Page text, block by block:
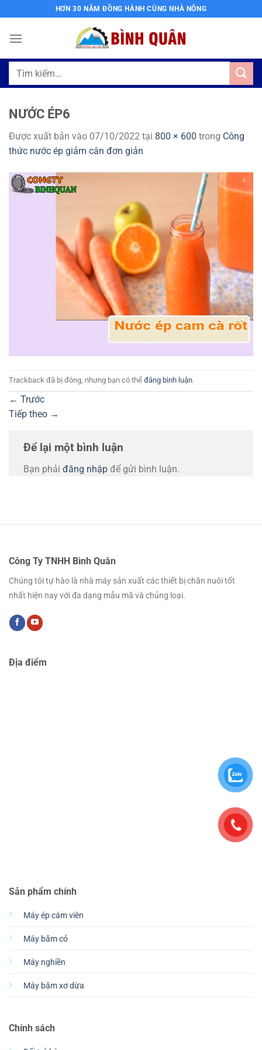
qua
nội
HƠN 30 NĂM ĐỒNG HÀNH CÙNG NHÀ NÔNG
Tìm
NƯỚC ÉP6
Được xuất bản vào 07/10/2022 tại 800 × 600 trong Công
thức nước ép giảm cân đơn giản
Trackback đã bị đóng, nhưng bạn có thể đăng bình luận.
← Trước
Tiếp theo →
Để lại một bình luận
Bạn phải đăng nhập để gửi bình luận.
Công Ty TNHH Bình Quân
Chúng tôi tự hào là nhà máy sản xuất các thiết bị chăn nuôi tốt
nhất hiện nay với đa dạng mẫu mã và chủng loại.
Sản phẩm chính
Máy ép cám viên
Máy băm cỏ
Máy nghiền
Máy băm xơ dừa
Chính sách
Địa điểm